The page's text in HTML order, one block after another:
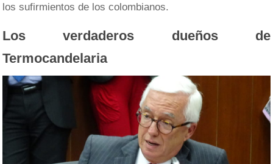
los sufirmientos de los colombianos.
Los verdaderos dueños de
Termocandelaria